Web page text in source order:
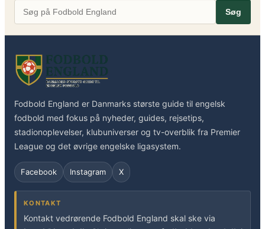
Søg
Fodbold England er Danmarks største guide til engelsk
fodbold med fokus på nyheder, guides, rejsetips,
stadionoplevelser, klubuniverser og tv-overblik fra Premier
League og det øvrige engelske ligasystem.
Facebook Instagram X
KONTAKT
Kontakt vedrørende Fodbold England skal ske via